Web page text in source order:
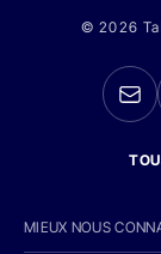
© 2026
MIEUX NOUS